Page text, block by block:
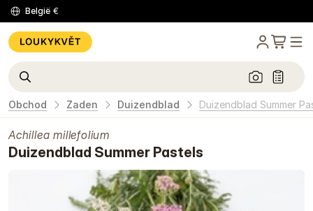
België €
Obchod Zaden Duizendblad Duizendblad Summer
Achillea millefolium
Duizendblad Summer Pastels